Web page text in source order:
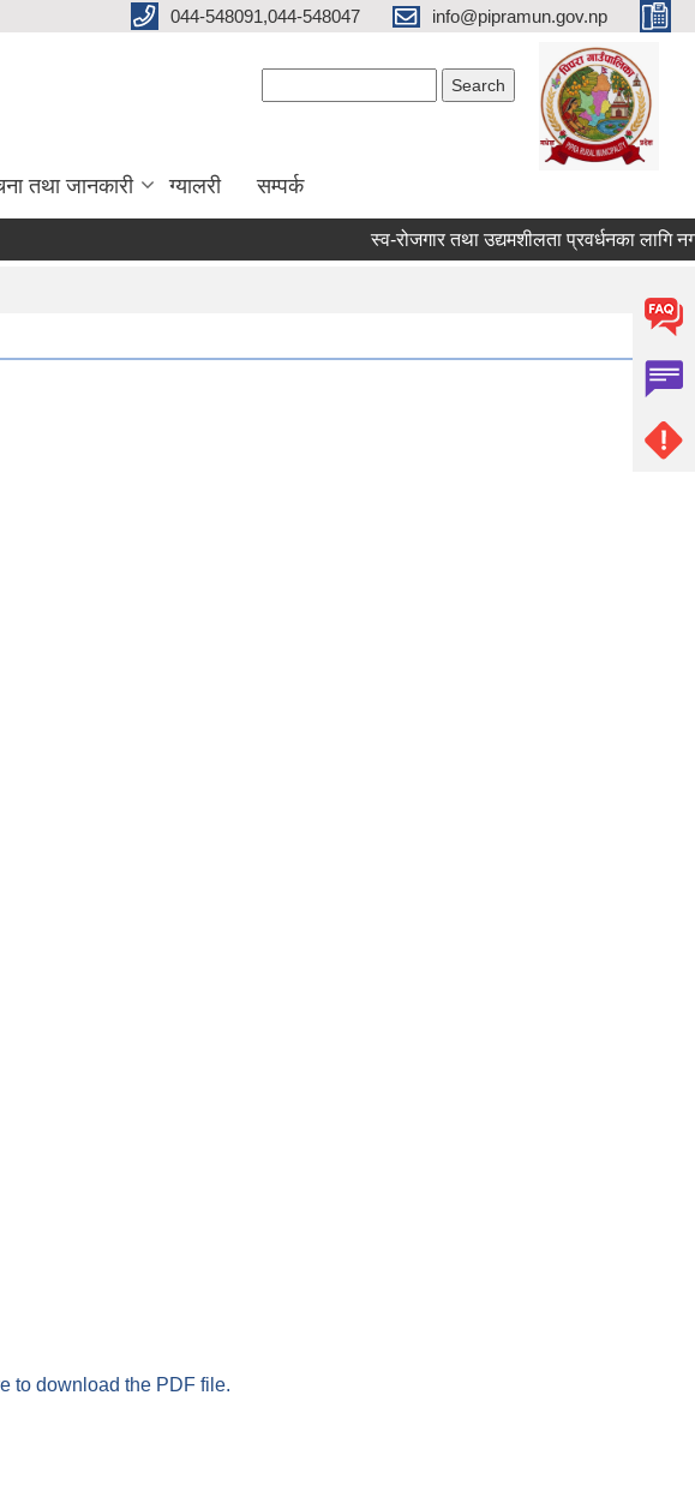
044-548091,044-548047 info@pipramun.gov.np
तथा जानकारी ग्यालरी सम्पर्क
स्व-रोजगार तथा उद्यमशीलता प्रवर्धनका लागि
to download the PDF file.